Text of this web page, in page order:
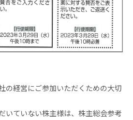
の経営にご参加いただくための大切
いていない株主様は、株主総会参考